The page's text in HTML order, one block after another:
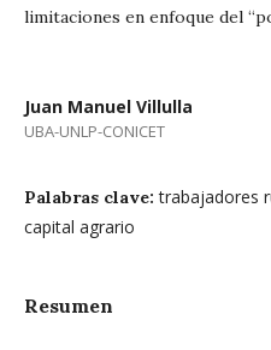
limitaciones en enfoque del
Juan Manuel Villulla
UBA-UNLP-CONICET
Palabras clave:trabajadores
capital agrario
Resumen